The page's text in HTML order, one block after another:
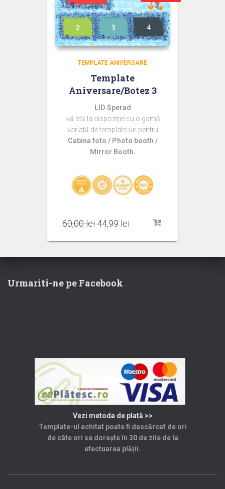
TEMPLATE ANIVERSARE
Template
Aniversare/Botez 3
LID Sperad
vă stă la dispoziție cu o gamă
variată de template-uri pentru
Cabina foto / Photo booth /
Mirror Booth.
60,00lei Prețul
a
fost:
44,99 lei
este:
44,99 lei.
Urmariti-ne pe Facebook
Vezi metoda de plată >>
Template-ul achitat poate fi descărcat de ori
de câte ori se dorește în 30 de zile de la
efectuarea plății.